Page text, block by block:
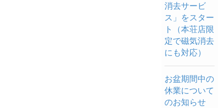
消去サービ
ス」をスター
ト（本荘店限
定で磁気消去
にも対応）
お盆期間中の
休業について
のお知らせ